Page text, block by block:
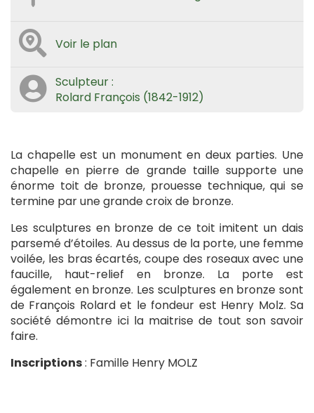
Voir le plan
Sculpteur :
Rolard François (1842-1912)
La chapelle est un monument en deux parties. Une
chapelle en pierre de grande taille supporte une
énorme toit de bronze, prouesse technique, qui se
termine par une grande croix de bronze.
Les sculptures en bronze de ce toit imitent un dais
parsemé d’étoiles. Au dessus de la porte, une femme
voilée, les bras écartés, coupe des roseaux avec une
faucille, haut-relief en bronze. La porte est
également en bronze. Les sculptures en bronze sont
de François Rolard et le fondeur est Henry Molz. Sa
société démontre ici la maitrise de tout son savoir
faire.
Inscriptions: Famille Henry MOLZ